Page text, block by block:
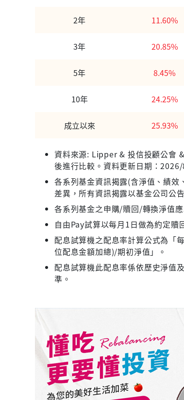
2年 11.60%
3年 20.85%
5年 8.45%
10年 24.25%
成立以來 25.93%
資料來源: Lipper & 投信投顧公會
後進行比較。資料更新日期：2026/
各系列基金資訊揭露(含淨值、績
差異，所有資訊揭露以基金公司公
各系列基金之申購/贖回/轉換淨值
自由Pay試算以每月1日做為約定贖
配息試算機之配息率計算公式為「
位配息金額加總)/期初淨值」。
配息試算機此配息率係依歷史淨值
準。